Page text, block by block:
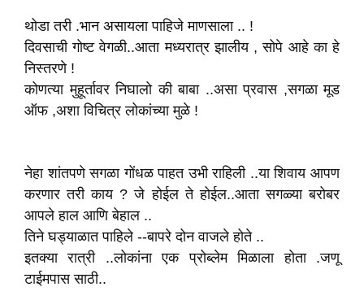
थोडा तरी .भान असायला पाहिजे माणसाला .. !
दिवसाची गोष्ट वेगळी..आता मध्यरात्र झालीय , सोपे आहे का हे
निस्तरणे !
कोणत्या मुहूर्तावर निघालो की बाबा ..असा प्रवास ,सगळा मूड
ऑफ ,अशा विचित्र लोकांच्या मुळे !
नेहा शांतपणे सगळा गोंधळ पाहत उभी राहिली ..या शिवाय आपण
करणार तरी काय ? जे होईल ते होईल..आता सगळ्या बरोबर
आपले हाल आणि बेहाल ..
तिने घड्याळात पाहिले --बापरे दोन वाजले होते ..
इतक्या रात्री ..लोकांना एक प्रोब्लेम मिळाला होता .जणू
टाईमपास साठी..